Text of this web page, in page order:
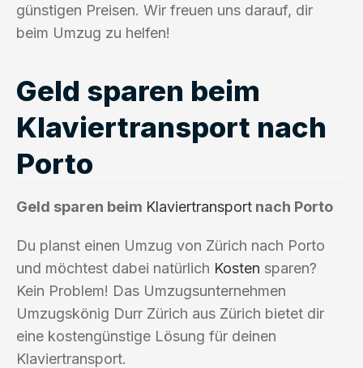
günstigen Preisen. Wir freuen uns darauf, dir
beim Umzug zu helfen!
Geld sparen beim
Klaviertransport nach
Porto
Geld sparen beim Klaviertransport nach Porto
Du planst einen Umzug von Zürich nach Porto
und möchtest dabei natürlich Kosten sparen?
Kein Problem! Das Umzugsunternehmen
Umzugskönig Durr Zürich aus Zürich bietet dir
eine kostengünstige Lösung für deinen
Klaviertransport.